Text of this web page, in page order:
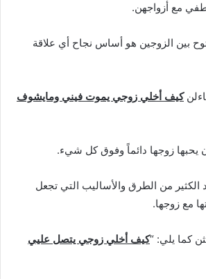
مع أزواجهن.
بين الزوجين هو أساس نجاح أي علاقة
كيف أخلي زوجي يموت فيني ومايشوف
يحبها زوجها دائماً وفوق كل شيء.
الكثير من الطرق والأساليب التي تجعل
مع زوجها.
كما يلي: “كيف أخلي زوجي يتصل عليي